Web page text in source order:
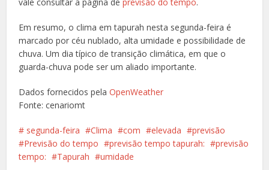
Em resumo, o clima em tapurah nesta segunda-feira é
marcado por céu nublado, alta umidade e possibilidade de
chuva. Um dia típico de transição climática, em que o
guarda-chuva pode ser um aliado importante.
Dados fornecidos pelaOpenWeather
Fonte: cenariomt
️️ segunda-feira Clima com elevada
previsão
Previsão do tempo
previsão tempo tapurah:
previsão
tempo:
Tapurah umidade